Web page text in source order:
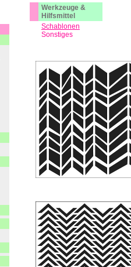
Werkzeuge &
Hilfsmittel
Schablonen
Sonstiges